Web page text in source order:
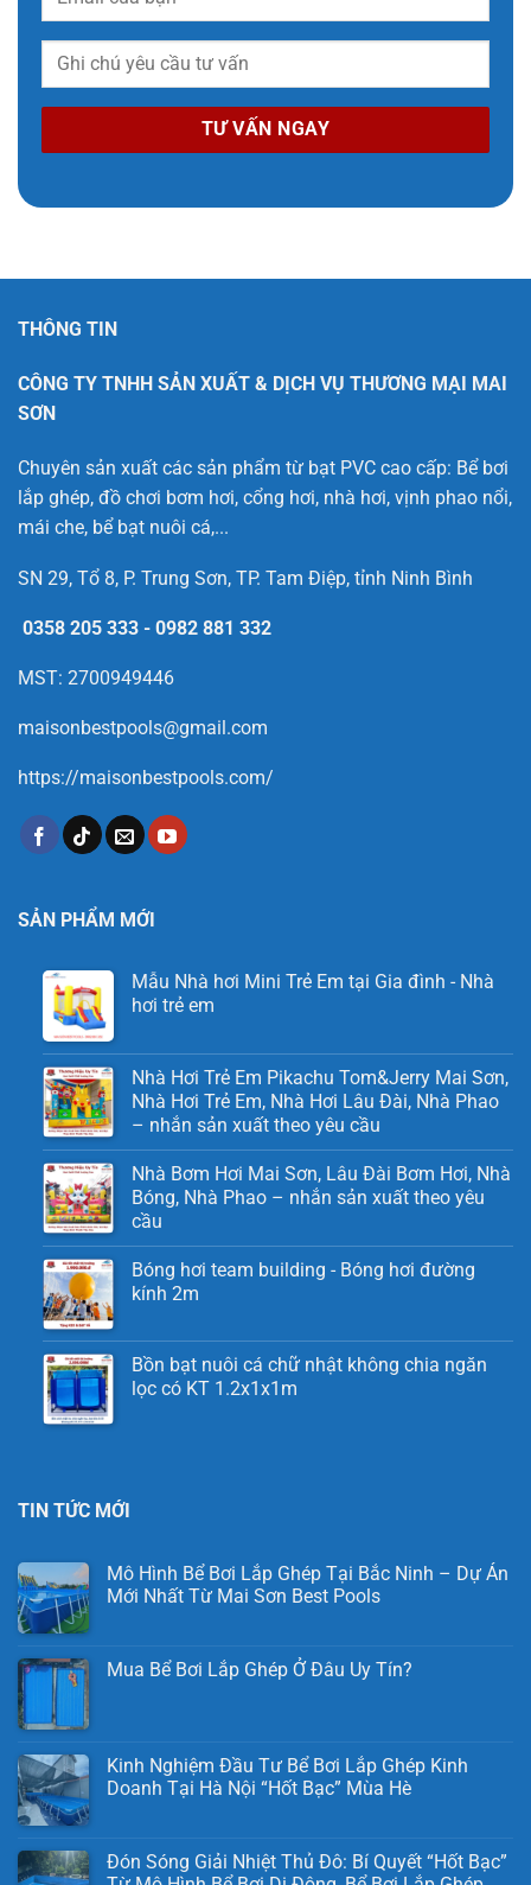
THÔNG TIN
CÔNG TY TNHH SẢN XUẤT & DỊCH VỤ THƯƠNG MẠI MAI
SƠN
Chuyên sản xuất các sản phẩm từ bạt PVC cao cấp: Bể bơi
lắp ghép, đồ chơi bơm hơi, cổng hơi, nhà hơi, vịnh phao nổi,
mái che, bể bạt nuôi cá,...
SN 29, Tổ 8, P. Trung Sơn, TP. Tam Điệp, tỉnh Ninh Bình
0358 205 333 - 0982 881 332
MST: 2700949446
maisonbestpools@gmail.com
https://maisonbestpools.com/
SẢN PHẨM MỚI
Mẫu Nhà hơi Mini Trẻ Em tại Gia đình - Nhà
hơi trẻ em
Nhà Hơi Trẻ Em Pikachu Tom&Jerry Mai Sơn,
Nhà Hơi Trẻ Em, Nhà Hơi Lâu Đài, Nhà Phao
– nhắn sản xuất theo yêu cầu
Nhà Bơm Hơi Mai Sơn, Lâu Đài Bơm Hơi, Nhà
Bóng, Nhà Phao – nhắn sản xuất theo yêu
cầu
Bóng hơi team building - Bóng hơi đường
kính 2m
Bồn bạt nuôi cá chữ nhật không chia ngăn
lọc có KT 1.2x1x1m
TIN TỨC MỚI
Mô Hình Bể Bơi Lắp Ghép Tại Bắc Ninh – Dự Án
Mới Nhất Từ Mai Sơn Best Pools
Mua Bể Bơi Lắp Ghép Ở Đâu Uy Tín?
Kinh Nghiệm Đầu Tư Bể Bơi Lắp Ghép Kinh
Doanh Tại Hà Nội “Hốt Bạc” Mùa Hè
Đón Sóng Giải Nhiệt Thủ Đô: Bí Quyết “Hốt Bạc”